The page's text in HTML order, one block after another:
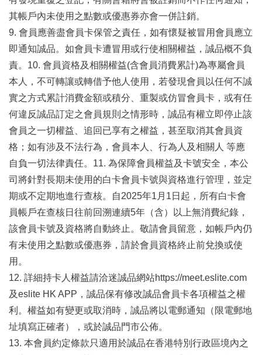
其帳戶內未使用之點數或優惠券亦會一併註銷。
9. 會員應善盡會員卡保管之責任，如有懷疑被冒用會員應立
即通知誠品。如會員卡遭冒用或行使相關權益，誠品概不負
責。10. 會員資格及相關權益(含會員消費累計)為專屬會員
本人，不可轉讓或轉借予他人使用，若發現會員以任何不誠
實之方式累計消費金額或積分、重製或仿冒會員卡，或有任
何違反誠品訂定之會員規則之情形時，誠品有權立即停止該
會員之一切權益、追回已享有之權益，甚至取消其會員資
格；如有涉及不法行為，會員本人、行為人及相關人 等應
自負一切法律責任。11. 為保障會員權益及卡號安全，本公
司將針對長期未使用的白卡會員卡號與資格進行管理，並定
期或不定期地進行查核。自2025年1月1日起，所有白卡會
員帳戶在查核日往前回溯連續5年（含）以上無消費紀錄，
該會員卡號及資格將自動終止。敬請會員留意，如帳戶內仍
有未使用之點數或優惠券，請於會員資格終止前兌換或使
用。
12. 詳細持卡人權益請洽迷誠品網站https://meet.eslite.com
及eslite HK APP，誠品保有修改誠品會員卡各項權益之權
利。權益如有變更或取消時，誠品將以電郵通知（限電郵地
址填寫正確者），或於誠品門市公佈。
13. 本會員約定條款只適用於誠品在香港特別行政區境內之